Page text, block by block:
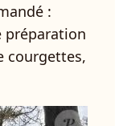
:
préparation
courgettes,